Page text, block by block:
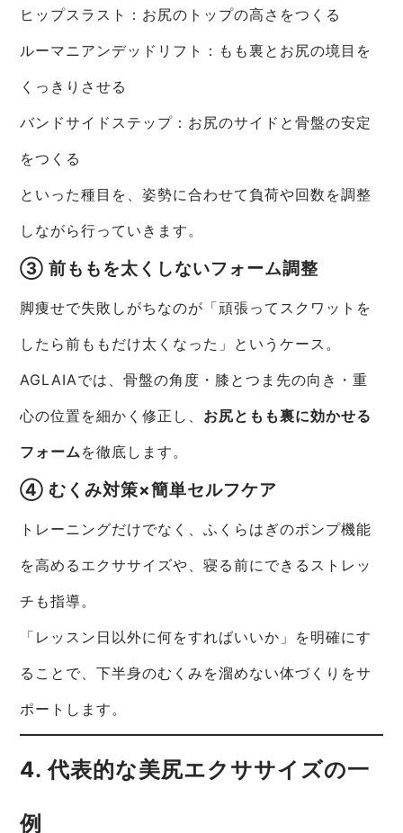
ヒップスラスト：お尻のトップの高さをつくる
ルーマニアンデッドリフト：もも裏とお尻の境目を
くっきりさせる
バンドサイドステップ：お尻のサイドと骨盤の安定
をつくる
といった種目を、姿勢に合わせて負荷や回数を調整
しながら行っていきます。
③ 前ももを太くしないフォーム調整
脚痩せで失敗しがちなのが「頑張ってスクワットを
したら前ももだけ太くなった」というケース。
AGLAIAでは、骨盤の角度・膝とつま先の向き・重
心の位置を細かく修正し、 お尻ともも裏に効かせる
フォーム を徹底します。
④ むくみ対策×簡単セルフケア
トレーニングだけでなく、ふくらはぎのポンプ機能
を高めるエクササイズや、寝る前にできるストレッ
チも指導。
「レッスン日以外に何をすればいいか」を明確にす
ることで、下半身のむくみを溜めない体づくりをサ
ポートします。
4. 代表的な美尻エクササイズの一
例